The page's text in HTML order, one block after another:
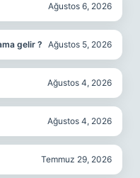
Ağustos 6, 2026
gelir ? Ağustos 5, 2026
Ağustos 4, 2026
Ağustos 4, 2026
Temmuz 29, 2026